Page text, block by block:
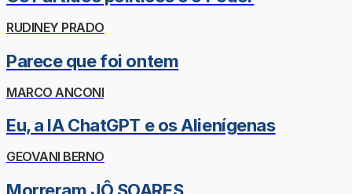
RUDINEY PRADO
Parece que foi ontem
MARCO ANCONI
Eu, a IA ChatGPT e os Alienígenas
GEOVANI BERNO
Morreram JÔ SOARES